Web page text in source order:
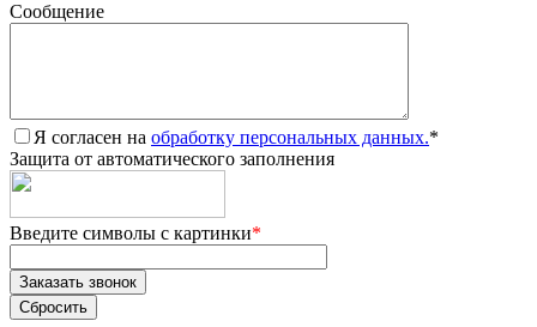
Сообщение
Я согласен на обработку персональных данных.*
Защита от автоматического заполнения
Введите символы с картинки*